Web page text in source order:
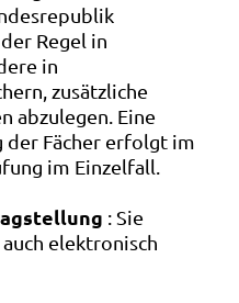
Regel in
in
zusätzliche
abzulegen. Eine
der Fächer erfolgt im
im Einzelfall.
: Sie
elektronisch